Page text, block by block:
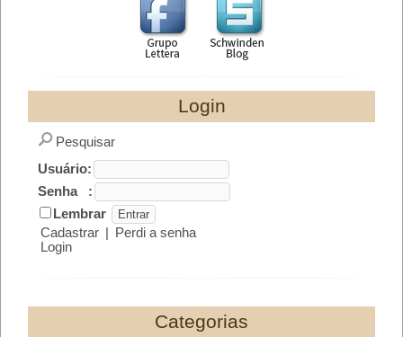
Login
Pesquisar
Usuário:
Senha :
Lembrar
Cadastrar
Perdi a senha
Login
Categorias